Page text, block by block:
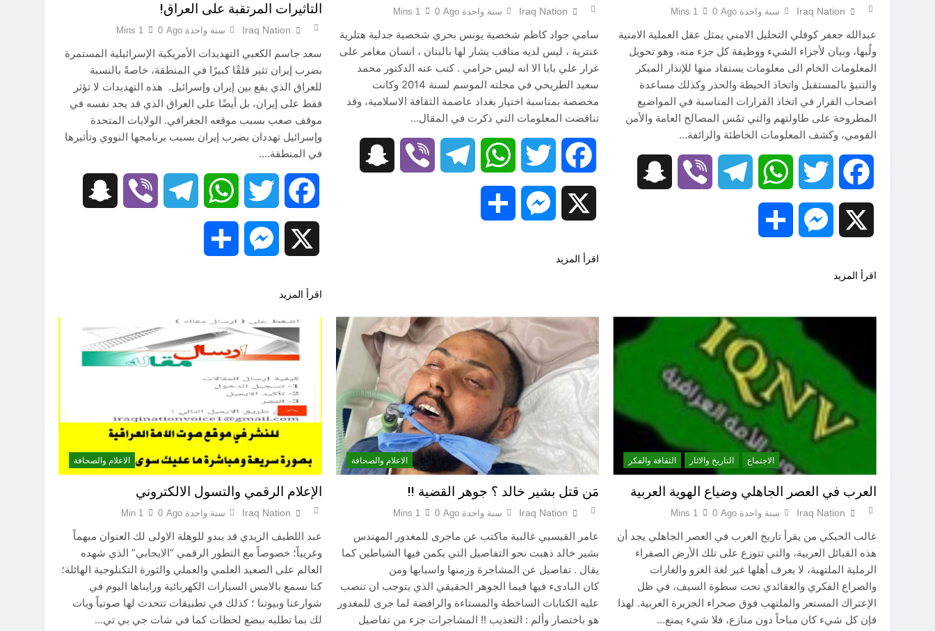
Iraq Nation سنة واحدة Ago 0
1 Mins
عبدالله جعفر كوفلي التحليل الامني يمثل عقل العملية الامنية
ولُبها، وبيان لأجزاء الشيء ووظيفة كل جزء منه، وهو تحويل
المعلومات الخام الى معلومات يستفاد منها للإنذار المبكر
والتنبؤ بالمستقبل واتخاذ الحيطة والحذر وكذلك مساعدة
اصحاب القرار في اتخاذ القرارات المناسبة في المواضيع
المطروحة على طاولتهم والتي تمُس المصالح العامة والأمن
القومي، وكشف المعلومات الخاطئة والزائفة…
Facebook
Twitter
WhatsApp
Telegram
Viber
Snapchat
Messenger
اقرأ المزيد
Iraq Nation سنة واحدة Ago 0
1 Mins
سامي جواد كاظم شخصية يونس بحري شخصية جدلية هتلرية
عنترية ، ليس لديه مناقب يشار لها بالبنان ، انسان مغامر على
غرار علي بابا الا انه ليس حرامي . كتب عنه الدكتور محمد
سعيد الطريحي في مجلته الموسم لسنة 2014 وكانت
مخصصة بمناسبة اختيار بغداد عاصمة الثقافة الاسلامية، وقد
تناقضت المعلومات التي ذكرت في المقال…
Facebook
Twitter
WhatsApp
Telegram
Viber
Snapchat
Messenger
اقرأ المزيد
التاثيرات المرتقبة على العراق!
Iraq Nation سنة واحدة Ago 0
1 Mins
سعد جاسم الكعبي التهديدات الأمريكية الإسرائيلية المستمرة
بضرب إيران تثير قلقًا كبيرًا في المنطقة، خاصةً بالنسبة
للعراق الذي يقع بين إيران وإسرائيل. هذه التهديدات لا تؤثر
فقط على إيران، بل أيضًا على العراق الذي قد يجد نفسه في
موقف صعب بسبب موقعه الجغرافي. الولايات المتحدة
وإسرائيل تهددان بضرب إيران بسبب برنامجها النووي وتأثيرها
في المنطقة….
Facebook
Twitter
WhatsApp
Telegram
Viber
Messenger
اقرأ المزيد
الاجتماع التاريخ والاثار الثقافة والفكر
العرب في العصر الجاهلي وضياع الهوية العربية
Iraq Nation سنة واحدة Ago 0
1 Mins
غالب الحبكي من يقرأ تاريخ العرب في العصر الجاهلي يجد أن
هذه القبائل العربية، والتي تتوزع على تلك الأرض الصفراء
الرملية الملتهبة، لا يعرف أهلها غير لغة الغزو والغارات
والصراع الفكري والعقائدي تحت سطوة السيف، في ظل
الإعتراك المستعر والملتهب فوق صحراء الجزيرة العربية. لهذا
فإن كل شيء كان مباحاً دون منازع، فلا شيء يمنع…
الاعلام والصحافة
مَن قتل بشير خالد ؟ جوهر القضية !!
Iraq Nation سنة واحدة Ago 0
1 Mins
عامر القيسيي غالبية ماكتب عن ماجرى للمغدور المهندس
بشير خالد ذهبت نحو التفاصيل التي يكمن فيها الشياطين كما
يقال . تفاصيل عن المشاجرة وزمنها واسبابها ومن
كان البادىء فيها فيما الجوهر الحقيقي الذي يتوجب ان تنصب
عليه الكتابات الساخطة والمستاءة والرافضة لما جرى للمغدور
هو باختصار وألم : التعذيب !! المشاجرات جزء من تفاصيل
الاعلام والصحافة
الإعلام الرقمي والتسول الالكتروني
Iraq Nation سنة واحدة Ago 0
1 Min
عبد اللطيف الزيدي قد يبدو للوهلة الاولى لك العنوان مبهماً
وغريباً؛ خصوصاً مع التطور الرقمي “الايجابي” الذي شهده
العالم على الصعيد العلمي والعملي والثورة التكنلوجية الهائلة؛
كنا نسمع بالامس السيارات الكهربائية ورايناها اليوم في
شوارعنا وبيوتنا ؛ كذلك في تطبيقات تتحدث لها صوتياً ويات
لك بما تطلبه ببضع لحظات كما في شات جي بي تي…